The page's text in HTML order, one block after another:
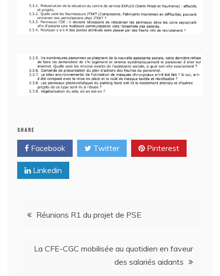
SHARE
Facebook Twitter Pinterest
Linkedin
Navigation
Réunions R1 du projet de PSE
La CFE-CGC mobilisée au quotidien en faveur
des salariés aidants